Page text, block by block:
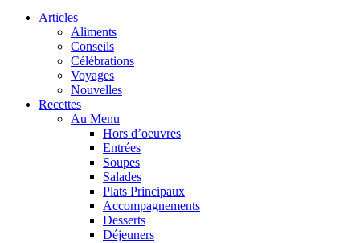
Articles
Aliments
Conseils
Célébrations
Voyages
Nouvelles
Recettes
Au Menu
Hors d’oeuvres
Entrées
Soupes
Salades
Plats Principaux
Accompagnements
Desserts
Déjeuners